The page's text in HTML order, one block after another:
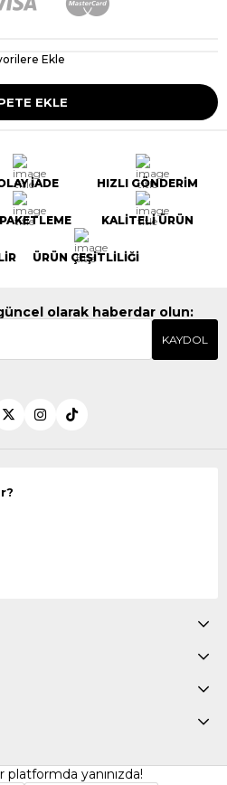
Ekle
İADE HIZLI GÖNDERİM
KALİTELİ ÜRÜN
ÜRÜN ÇEŞİTLİLİĞİ
olarak haberdar olun:
KAYDOL
yanınızda!